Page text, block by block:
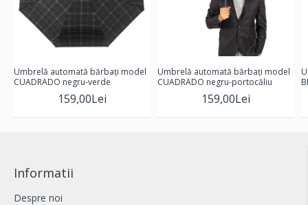
Umbrelă automată bărbați model
CUADRADO negru-verde
159,00Lei
Umbrelă automată bărbați model
CUADRADO negru-portocăliu
159,00Lei
Informatii
Despre noi